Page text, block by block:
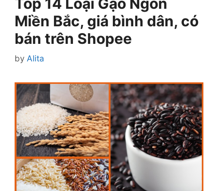
Miền Bắc, giá bình dân, có
bán trên Shopee
by Alita